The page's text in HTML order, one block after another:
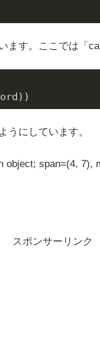
す。ここでは「
うにしています。
span=(4, 7),
スポンサーリンク